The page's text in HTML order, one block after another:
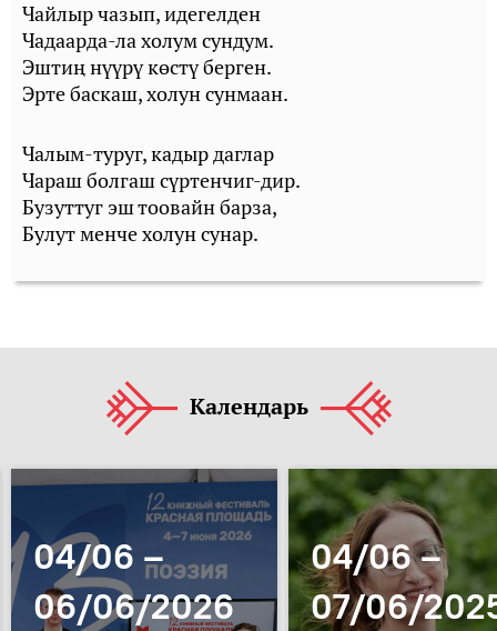
Чайлыр чазып, идегелден
Чадаарда-ла холум сундум.
Эштиң нүүрү көстү берген.
Эрте баскаш, холун сунмаан.
Чалым-туруг, кадыр даглар
Чараш болгаш сүртенчиг-дир.
Бузуттуг эш тоовайн барза,
Булут менче холун сунар.
Календарь
04/06 –
06/06/2026
04/06 –
07/06/